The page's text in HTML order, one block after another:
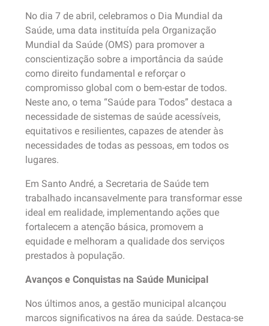
No dia 7 de abril, celebramos o Dia Mundial da
Saúde, uma data instituída pela Organização
Mundial da Saúde (OMS) para promover a
conscientização sobre a importância da saúde
como direito fundamental e reforçar o
compromisso global com o bem-estar de todos.
Neste ano, o tema “Saúde para Todos” destaca a
necessidade de sistemas de saúde acessíveis,
equitativos e resilientes, capazes de atender às
necessidades de todas as pessoas, em todos os
lugares.​
Em Santo André, a Secretaria de Saúde tem
trabalhado incansavelmente para transformar esse
ideal em realidade, implementando ações que
fortalecem a atenção básica, promovem a
equidade e melhoram a qualidade dos serviços
prestados à população.​
Avanços e Conquistas na Saúde Municipal
Nos últimos anos, a gestão municipal alcançou
marcos significativos na área da saúde. Destaca-se